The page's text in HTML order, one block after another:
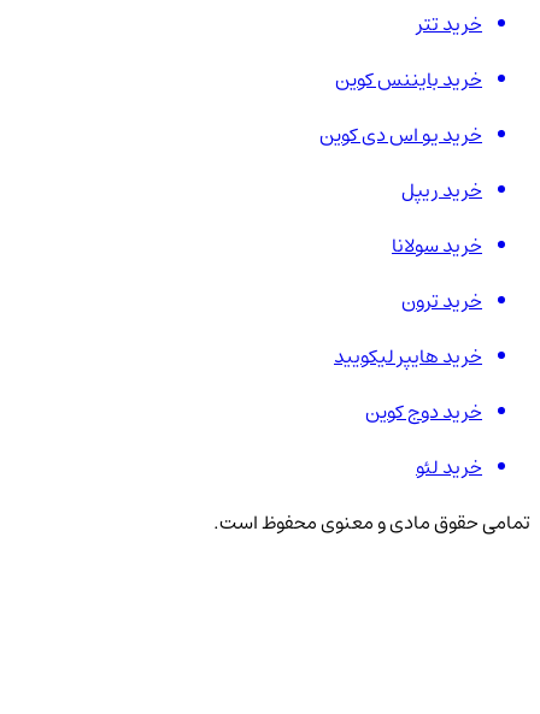
خرید تتر
خرید بایننس کوین
خرید یو اس دی کوین
خرید ریپل
خرید سولانا
خرید ترون
خرید هایپر لیکویید
خرید دوج کوین
خرید لئو
تمامی حقوق مادی و معنوی محفوظ است.